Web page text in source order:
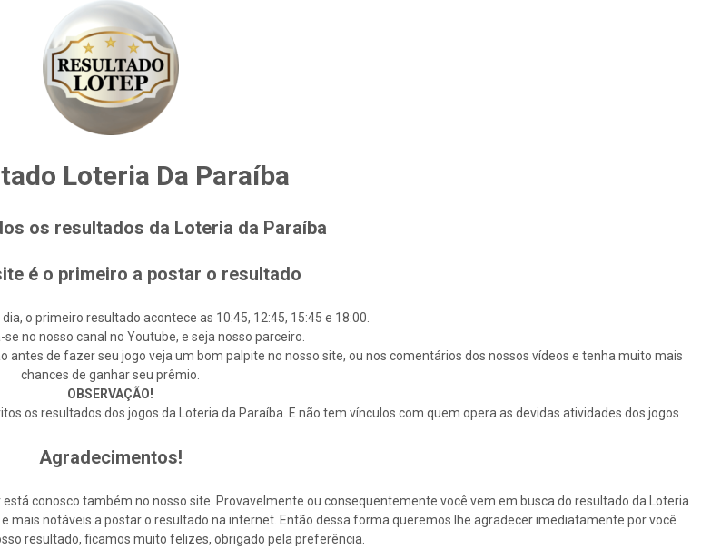
Loteria Da Paraíba
os resultados da Loteria da Paraíba
é o primeiro a postar o resultado
o primeiro resultado acontece as 10:45, 12:45, 15:45 e 18:00.
se no nosso canal no Youtube, e seja nosso parceiro.
antes de fazer seu jogo veja um bom palpite no nosso site, ou nos comentários dos nossos vídeos e tenha muito mais
chances de ganhar seu prêmio.
OBSERVAÇÃO!
os resultados dos jogos da Loteria da Paraíba. E não tem vínculos com quem opera as devidas atividades dos jogos
Agradecimentos!
conosco também no nosso site. Provavelmente ou consequentemente você vem em busca do resultado da Loteria
mais notáveis a postar o resultado na internet. Então dessa forma queremos lhe agradecer imediatamente por você
resultado, ficamos muito felizes, obrigado pela preferência.